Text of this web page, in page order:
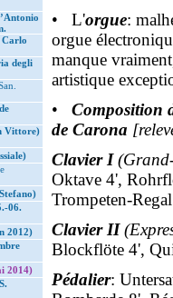
Carlo
degli
Vittore)
06.
2012)
2014)
• L'orgue:
orgue
manque
artistique
• Composition
de Carona
Clavier I
Oktave 4',
Trompeten-
Clavier II
Blockflöte 4',
Pédalier: